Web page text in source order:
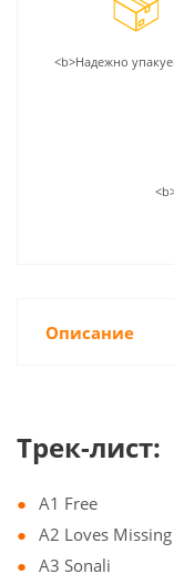
<b>Надежно
Описание
Трек-лист:
A1 Free
A2 Loves Missing
A3 Sonali